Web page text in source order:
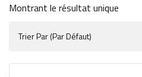
Montrant le résultat unique
Trier Par (par Défaut)